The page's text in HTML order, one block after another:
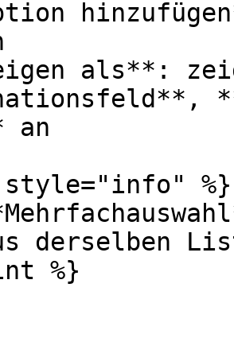
als**:
an
%}
derselben
%}